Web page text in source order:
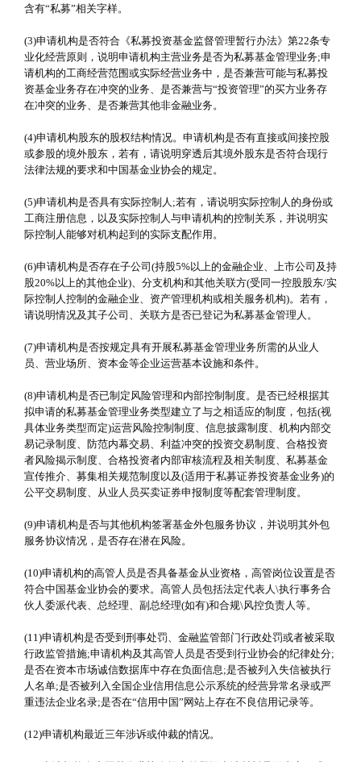
含有“私募”相关字样。
(3)申请机构是否符合《私募投资基金监督管理暂行办法》第22条专
业化经营原则，说明申请机构主营业务是否为私募基金管理业务;申
请机构的工商经营范围或实际经营业务中，是否兼营可能与私募投
资基金业务存在冲突的业务、是否兼营与“投资管理”的买方业务存
在冲突的业务、是否兼营其他非金融业务。
(4)申请机构股东的股权结构情况。申请机构是否有直接或间接控股
或参股的境外股东，若有，请说明穿透后其境外股东是否符合现行
法律法规的要求和中国基金业协会的规定。
(5)申请机构是否具有实际控制人;若有，请说明实际控制人的身份或
工商注册信息，以及实际控制人与申请机构的控制关系，并说明实
际控制人能够对机构起到的实际支配作用。
(6)申请机构是否存在子公司(持股5%以上的金融企业、上市公司及持
股20%以上的其他企业)、分支机构和其他关联方(受同一控股股东/实
际控制人控制的金融企业、资产管理机构或相关服务机构)。若有，
请说明情况及其子公司、关联方是否已登记为私募基金管理人。
(7)申请机构是否按规定具有开展私募基金管理业务所需的从业人
员、营业场所、资本金等企业运营基本设施和条件。
(8)申请机构是否已制定风险管理和内部控制制度。是否已经根据其
拟申请的私募基金管理业务类型建立了与之相适应的制度，包括(视
具体业务类型而定)运营风险控制制度、信息披露制度、机构内部交
易记录制度、防范内幕交易、利益冲突的投资交易制度、合格投资
者风险揭示制度、合格投资者内部审核流程及相关制度、私募基金
宣传推介、募集相关规范制度以及(适用于私募证券投资基金业务)的
公平交易制度、从业人员买卖证券申报制度等配套管理制度。
(9)申请机构是否与其他机构签署基金外包服务协议，并说明其外包
服务协议情况，是否存在潜在风险。
(10)申请机构的高管人员是否具备基金从业资格，高管岗位设置是否
符合中国基金业协会的要求。高管人员包括法定代表人\执行事务合
伙人委派代表、总经理、副总经理(如有)和合规\风控负责人等。
(11)申请机构是否受到刑事处罚、金融监管部门行政处罚或者被采取
行政监管措施;申请机构及其高管人员是否受到行业协会的纪律处分;
是否在资本市场诚信数据库中存在负面信息;是否被列入失信被执行
人名单;是否被列入全国企业信用信息公示系统的经营异常名录或严
重违法企业名录;是否在“信用中国”网站上存在不良信用记录等。
(12)申请机构最近三年涉诉或仲裁的情况。